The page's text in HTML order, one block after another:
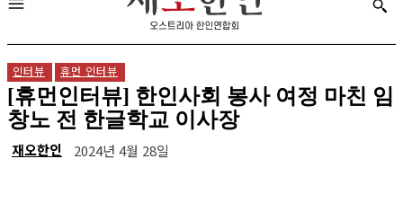
인터뷰 휴먼 인터뷰
[휴먼인터뷰] 한인사회 봉사 여정 마친 임
창노 전 한글학교 이사장
재오한인 2024년 4월 28일